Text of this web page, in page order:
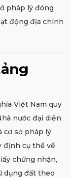
pháp lý đóng
động địa chính
Việt Nam quy
nước đại diện
cơ sở pháp lý
định cụ thể về
chứng nhận,
dụng đất theo